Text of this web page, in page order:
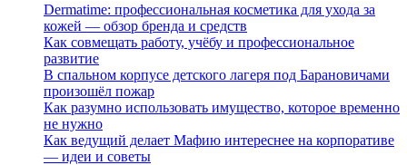
Dermatime: профессиональная косметика для ухода за
кожей — обзор бренда и средств
Как совмещать работу, учёбу и профессиональное
развитие
В спальном корпусе детского лагеря под Барановичами
произошёл пожар
Как разумно использовать имущество, которое временно
не нужно
Как ведущий делает Мафию интереснее на корпоративе
— идеи и советы